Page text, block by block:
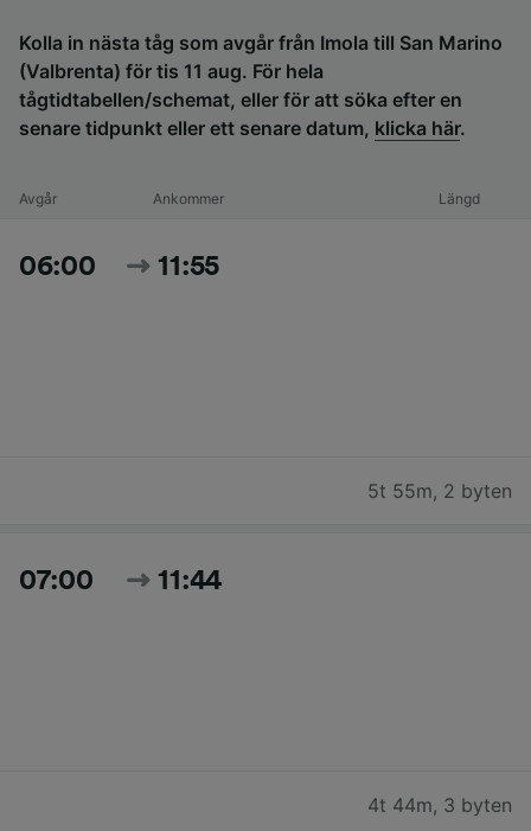
Kolla in nästa tåg som avgår från Imola till San Marino
(Valbrenta) för tis 11 aug. För hela
tågtidtabellen/schemat, eller för att söka efter en
senare tidpunkt eller ett senare datum, klicka här.
Avgår Ankommer Längd
06:00 11:55
5t 55m, 2 byten
07:00 11:44
4t 44m, 3 byten